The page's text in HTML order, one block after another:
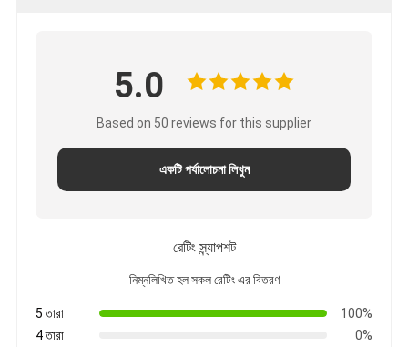
5.0
Based on 50 reviews for this supplier
একটি পর্যালোচনা লিখুন
রেটিং স্ন্যাপশট
নিম্নলিখিত হল সকল রেটিং এর বিতরণ
5 তারা
100%
4 তারা
0%